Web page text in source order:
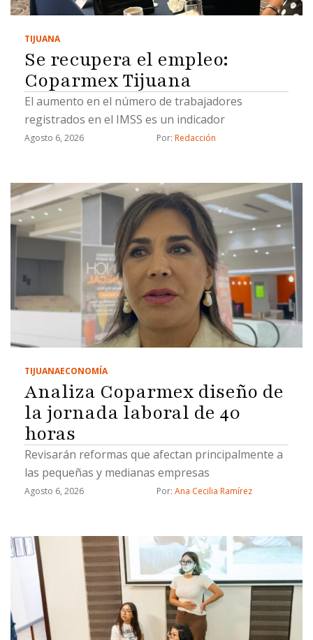
TIJUANA
Se recupera el empleo:
Coparmex Tijuana
El aumento en el número de trabajadores
registrados en el IMSS es un indicador
Agosto 6, 2026 Por: Redacción
TIJUANAECONOMÍA
Analiza Coparmex diseño de
la jornada laboral de 40
horas
Revisarán reformas que afectan principalmente a
las pequeñas y medianas empresas
Agosto 6, 2026 Por: Ana Cecilia Ramírez